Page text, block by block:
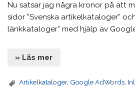
Nu satsar jag några kronor på att
sidor ”Svenska artikelkataloger”
länkkataloger” med hjälp av
» Läs mer
Artikelkataloger, Google AdWords